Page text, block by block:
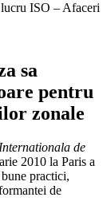
ISO – Afaceri
sa
pentru
zonale
de
2010 la Paris a
practici,
de